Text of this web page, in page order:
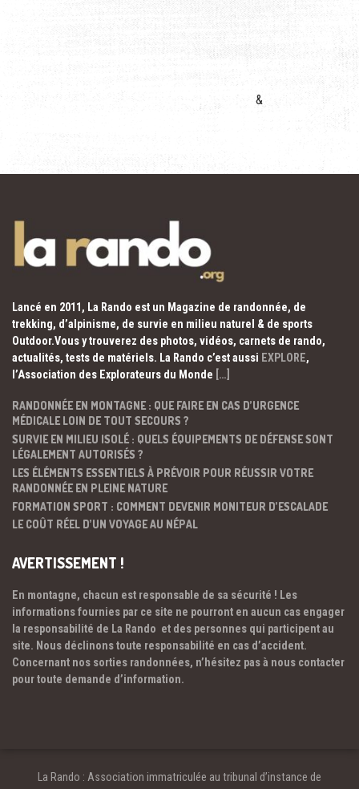
&
Lancé en 2011, La Rando est un Magazine de randonnée, de
trekking, d’alpinisme, de survie en milieu naturel & de sports
Outdoor.Vous y trouverez des photos, vidéos, carnets de rando,
actualités, tests de matériels. La Rando c’est aussi EXPLORE,
l’Association des Explorateurs du Monde […]
RANDONNÉE EN MONTAGNE : QUE FAIRE EN CAS D’URGENCE
MÉDICALE LOIN DE TOUT SECOURS ?
SURVIE EN MILIEU ISOLÉ : QUELS ÉQUIPEMENTS DE DÉFENSE SONT
LÉGALEMENT AUTORISÉS ?
LES ÉLÉMENTS ESSENTIELS À PRÉVOIR POUR RÉUSSIR VOTRE
RANDONNÉE EN PLEINE NATURE
FORMATION SPORT : COMMENT DEVENIR MONITEUR D’ESCALADE
LE COÛT RÉEL D’UN VOYAGE AU NÉPAL
AVERTISSEMENT !
En montagne, chacun est responsable de sa sécurité ! Les
informations fournies par ce site ne pourront en aucun cas engager
la responsabilité de La Rando et des personnes qui participent au
site. Nous déclinons toute responsabilité en cas d’accident.
Concernant nos sorties randonnées, n’hésitez pas à nous contacter
pour toute demande d’information.
La Rando : Association immatriculée au tribunal d’instance de